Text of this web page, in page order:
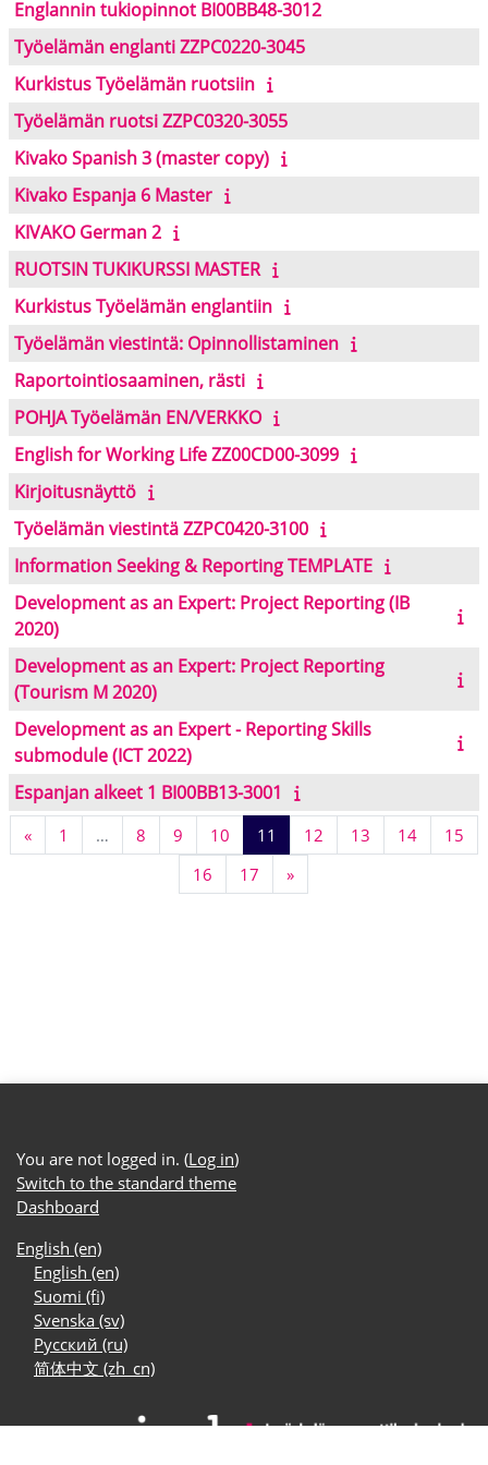
Englannin tukiopinnot BI00BB48-3012
Työelämän englanti ZZPC0220-3045
Kurkistus Työelämän ruotsiin
Työelämän ruotsi ZZPC0320-3055
Kivako Spanish 3 (master copy)
Kivako Espanja 6 Master
KIVAKO German 2
RUOTSIN TUKIKURSSI MASTER
Kurkistus Työelämän englantiin
Työelämän viestintä: Opinnollistaminen
Raportointiosaaminen, rästi
POHJA Työelämän EN/VERKKO
English for Working Life ZZ00CD00-3099
Kirjoitusnäyttö
Työelämän viestintä ZZPC0420-3100
Information Seeking & Reporting TEMPLATE
Development as an Expert: Project Reporting (IB
2020)
Development as an Expert: Project Reporting
(Tourism M 2020)
Development as an Expert - Reporting Skills
submodule (ICT 2022)
Espanjan alkeet 1 BI00BB13-3001
«Previous page
1 Page 1
… 8 Page 8
9 Page 9
10 Page 10
11 Page 11
12 Page 12
13 Page 13
14Page 14
15
16 Page 16
17 Page 17
»Next page
You are not logged in. (Log in)
Switch to the standard theme
Dashboard
English ‎(en)‎
English ‎(en)‎
Suomi ‎(fi)‎
Svenska ‎(sv)‎
Русский ‎(ru)‎
简体中文 ‎(zh_cn)‎